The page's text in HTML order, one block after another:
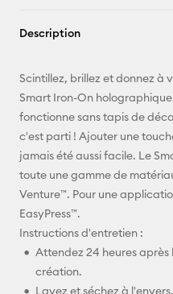
Description
Scintillez, brillez et donnez à
Smart Iron-On
fonctionne sans tapis de
c'est parti ! Ajouter une
jamais été aussi facile. Le
toute une gamme de
Venture™. Pour une
EasyPress™.
Instructions d'entretien :
Attendez 24 heures
création.
Lavez et séchez à l'envers.